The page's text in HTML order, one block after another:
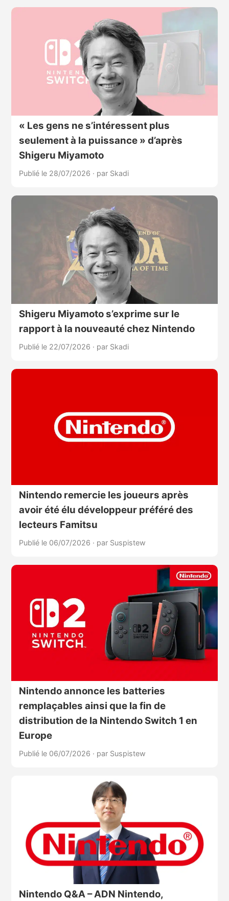
« Les gens ne s’intéressent plus
seulement à la puissance » d’après
Shigeru Miyamoto
Publié le 28/07/2026 · par Skadi
Shigeru Miyamoto s’exprime sur le
rapport à la nouveauté chez Nintendo
Publié le 22/07/2026 · par Skadi
Nintendo remercie les joueurs après
avoir été élu développeur préféré des
lecteurs Famitsu
Publié le 06/07/2026 · par Suspistew
Nintendo annonce les batteries
remplaçables ainsi que la fin de
distribution de la Nintendo Switch 1 en
Europe
Publié le 06/07/2026 · par Suspistew
Nintendo Q&A – ADN Nintendo,